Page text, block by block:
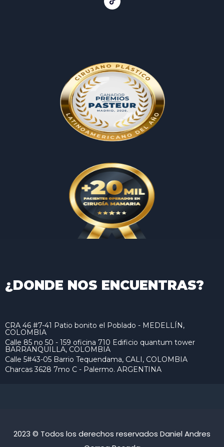
¿DONDE NOS ENCUENTRAS?
CRA 46 #7-41 Patio bonito el Poblado - MEDELLÍN,
COLOMBIA
Calle 85 no 50 - 159 oficina 710 Edificio quantum tower
BARRANQUILLA, COLOMBIA
Calle 5#43-05 Barrio Tequendama, CALI, COLOMBIA
Charcas 3628 7mo C - Palermo. ARGENTINA
2023 © Todos los derechos reservados Daniel Andres